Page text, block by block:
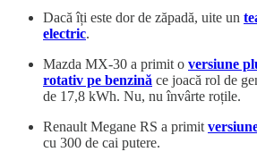
Dacă îți este dor de zăpadă, uite un
electric.
Mazda MX-30 a primit o versiune
rotativ pe benzină ce joacă rol de
de 17,8 kWh. Nu, nu învârte roțile.
Renault Megane RS a primit
cu 300 de cai putere.